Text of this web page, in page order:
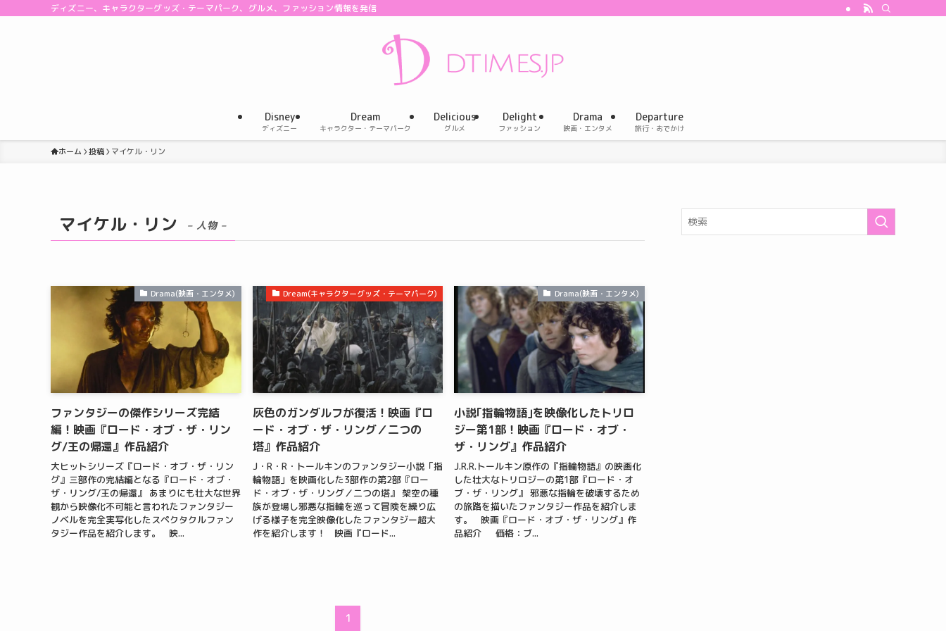
ディズニー、キャラクターグッズ・テーマパーク、グルメ、ファッション情報を発信
Disney
ディズニー
Dream
キャラクター・テーマパーク
Delicious
グルメ
Delight
ファッション
Drama
映画・エンタメ
Departure
旅行・おでかけ
ホーム 投稿 マイケル・リン
マイケル・リン – 人物 –
Drama(映画・エンタメ)
ファンタジーの傑作シリーズ完結
編！映画『ロード・オブ・ザ・リン
グ/王の帰還』作品紹介
大ヒットシリーズ『ロード・オブ・ザ・リン
グ』三部作の完結編となる『ロード・オブ・
ザ・リング/王の帰還』 あまりにも壮大な世界
観から映像化不可能と言われたファンタジー
ノベルを完全実写化したスペクタクルファン
タジー作品を紹介します。 映...
Dream(キャラクターグッズ・テーマパーク)
灰色のガンダルフが復活！映画『ロ
ード・オブ・ザ・リング／二つの
塔』作品紹介
J・R・R・トールキンのファンタジー小説「指
輪物語」を映画化した3部作の第2部『ロー
ド・オブ・ザ・リング／二つの塔』 架空の種
族が登場し邪悪な指輪を巡って冒険を繰り広
げる様子を完全映像化したファンタジー超大
作を紹介します！ 映画『ロード...
Drama(映画・エンタメ)
小説｢指輪物語｣を映像化したトリロ
ジー第1部！映画『ロード・オブ・
ザ・リング』作品紹介
J.R.R.トールキン原作の『指輪物語』の映画化
した壮大なトリロジーの第1部『ロード・オ
ブ・ザ・リング』 邪悪な指輪を破壊するため
の旅路を描いたファンタジー作品を紹介しま
す。 映画『ロード・オブ・ザ・リング』作
品紹介 価格：ブ...
1